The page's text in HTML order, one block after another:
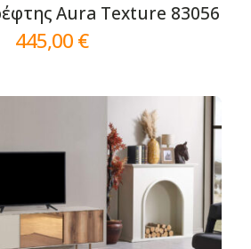
Aura Texture 83056
445,00€